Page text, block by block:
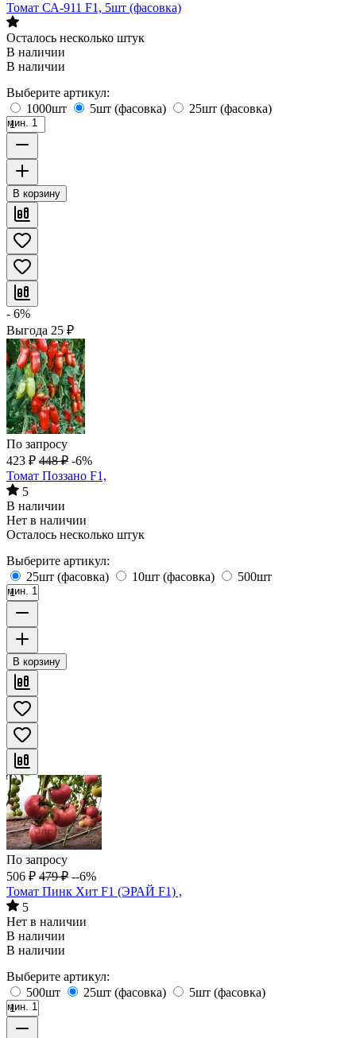
Томат СА-911 F1, 5шт (фасовка)
Осталось несколько штук
В наличии
В наличии
Выберите артикул:
1000шт
5шт (фасовка) 25шт (фасовка)
мин. 1
В корзину
- 6%
Выгода 25 ₽
По запросу
423 ₽ 448 ₽ -6%
Томат Поззано F1,
5
В наличии
Нет в наличии
Осталось несколько штук
Выберите артикул:
25шт (фасовка)
10шт (фасовка) 500шт
мин. 1
В корзину
По запросу
506 ₽ 479 ₽ --6%
Томат Пинк Хит F1 (ЭРАЙ F1) ,
5
Нет в наличии
В наличии
В наличии
Выберите артикул:
500шт
25шт (фасовка) 5шт (фасовка)
мин. 1